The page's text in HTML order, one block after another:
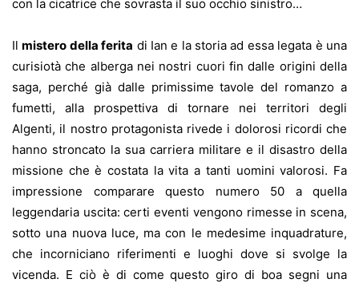
con la cicatrice che sovrasta il suo occhio sinistro…
Ilmistero della ferita di Ian e la storia ad essa legata è una
curisiotà che alberga nei nostri cuori fin dalle origini della
saga, perché già dalle primissime tavole del romanzo a
fumetti, alla prospettiva di tornare nei territori degli
Algenti, il nostro protagonista rivede i dolorosi ricordi che
hanno stroncato la sua carriera militare e il disastro della
missione che è costata la vita a tanti uomini valorosi. Fa
impressione comparare questo numero 50 a quella
leggendaria uscita: certi eventi vengono rimesse in scena,
sotto una nuova luce, ma con le medesime inquadrature,
che incorniciano riferimenti e luoghi dove si svolge la
vicenda. E ciò è di come questo giro di boa segni una